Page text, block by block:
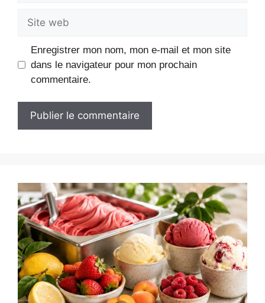
Site
web
Enregistrer mon nom, mon e-mail et mon site
dans le navigateur pour mon prochain
commentaire.